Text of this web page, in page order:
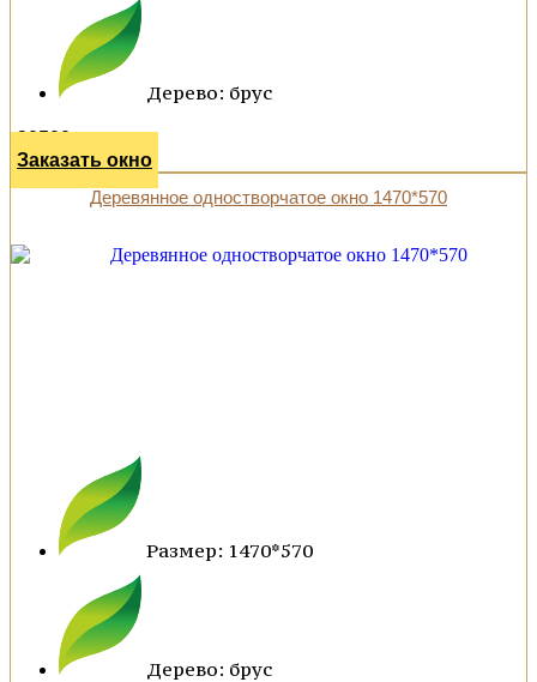
Дерево: брус
20500 р.
Заказать окно
Деревянное одностворчатое окно 1470*570
Размер: 1470*570
Дерево: брус